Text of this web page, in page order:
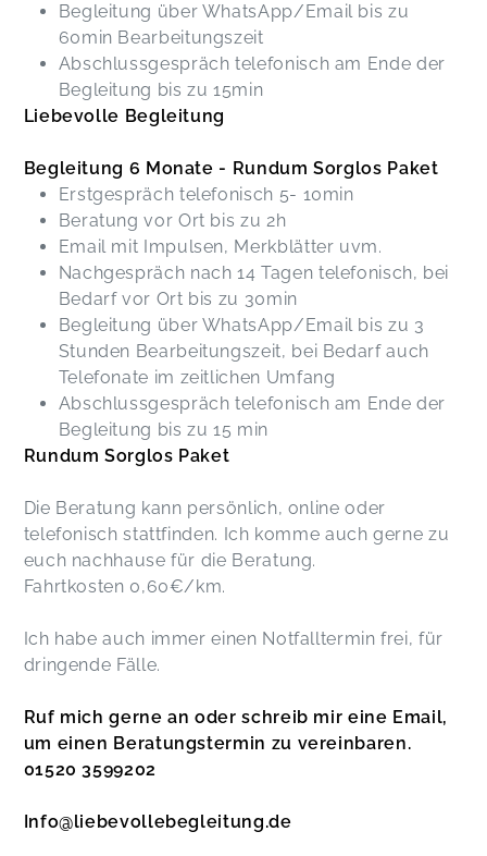
Begleitung über WhatsApp/Email bis zu
60min Bearbeitungszeit
Abschlussgespräch telefonisch am Ende der
Begleitung bis zu 15min
Liebevolle Begleitung
Begleitung 6 Monate - Rundum Sorglos Paket
Erstgespräch telefonisch 5- 10min
Beratung vor Ort bis zu 2h
Email mit Impulsen, Merkblätter uvm.
Nachgespräch nach 14 Tagen telefonisch, bei
Bedarf vor Ort bis zu 30min
Begleitung über WhatsApp/Email bis zu 3
Stunden Bearbeitungszeit, bei Bedarf auch
Telefonate im zeitlichen Umfang
Abschlussgespräch telefonisch am Ende der
Begleitung bis zu 15 min
Rundum Sorglos Paket
Die Beratung kann persönlich, online oder
telefonisch stattfinden. Ich komme auch gerne zu
euch nachhause für die Beratung.
Fahrtkosten 0,60€/km.
Ich habe auch immer einen Notfalltermin frei, für
dringende Fälle.
Ruf mich gerne an oder schreib mir eine Email,
um einen Beratungstermin zu vereinbaren.
01520 3599202
Info@liebevollebegleitung.de